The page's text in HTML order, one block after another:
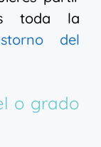
toda la
del
o grado